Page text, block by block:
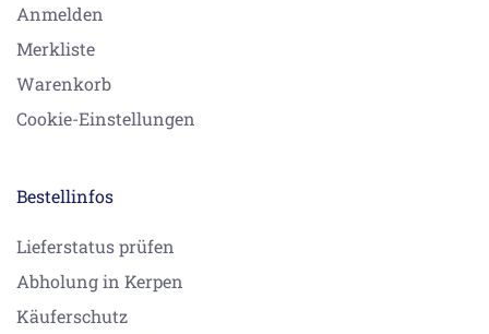
Anmelden
Merkliste
Warenkorb
Cookie-Einstellungen
Bestellinfos
Lieferstatus prüfen
Abholung in Kerpen
Käuferschutz